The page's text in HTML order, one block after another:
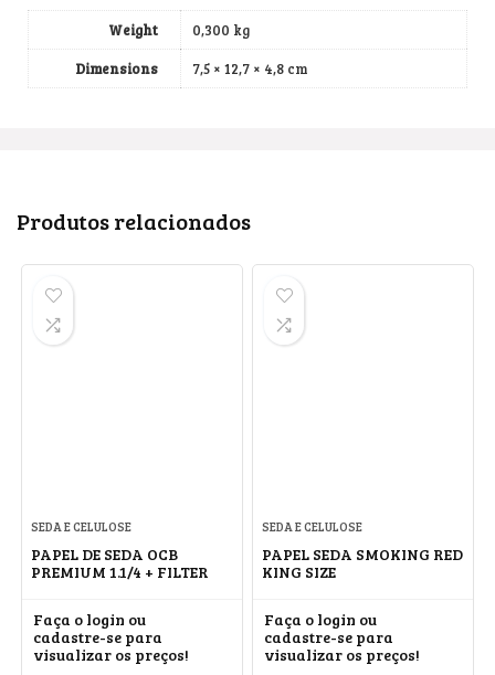
Weight
0,300 kg
Dimensions
7,5 × 12,7 × 4,8 cm
Produtos relacionados
SEDA E CELULOSE
PAPEL DE SEDA OCB
PREMIUM 1.1/4 + FILTER
Faça o login ou
cadastre-se para
visualizar os preços!
SEDA E CELULOSE
PAPEL SEDA SMOKING RED
KING SIZE
Faça o login ou
cadastre-se para
visualizar os preços!